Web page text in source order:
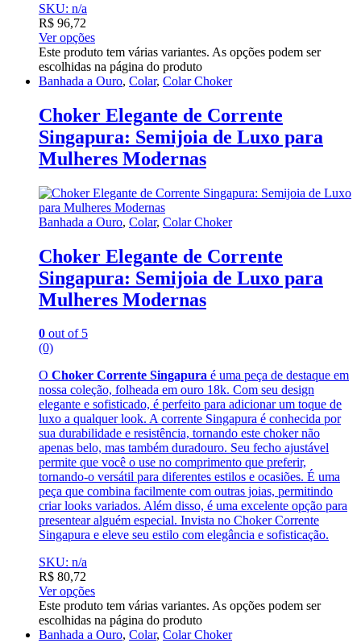
SKU: n/a
R$ 96,72
Ver opções
Este produto tem várias variantes. As opções podem ser
escolhidas na página do produto
Banhada a Ouro, Colar, Colar Choker
Choker Elegante de Corrente
Singapura: Semijoia de Luxo para
Mulheres Modernas
Banhada a Ouro, Colar, Colar Choker
Choker Elegante de Corrente
Singapura: Semijoia de Luxo para
Mulheres Modernas
0 out of 5
(0)
O Choker Corrente Singapura é uma peça de destaque em
nossa coleção, folheada em ouro 18k. Com seu design
elegante e sofisticado, é perfeito para adicionar um toque de
luxo a qualquer look. A corrente Singapura é conhecida por
sua durabilidade e resistência, tornando este choker não
apenas belo, mas também duradouro. Seu fecho ajustável
permite que você o use no comprimento que preferir,
tornando-o versátil para diferentes estilos e ocasiões. É uma
peça que combina facilmente com outras joias, permitindo
criar looks variados. Além disso, é uma excelente opção para
presentear alguém especial. Invista no Choker Corrente
Singapura e eleve seu estilo com elegância e sofisticação.
SKU: n/a
R$ 80,72
Ver opções
Este produto tem várias variantes. As opções podem ser
escolhidas na página do produto
Banhada a Ouro, Colar, Colar Choker